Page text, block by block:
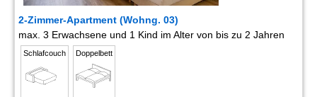
2-Zimmer-Apartment (Wohng. 03)
max. 3 Erwachsene und 1 Kind im Alter von bis zu 2 Jahren
Schlafcouch Doppelbett